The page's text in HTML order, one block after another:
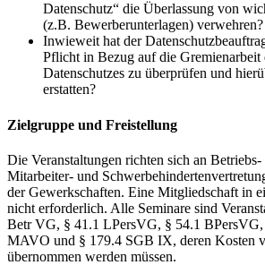
Datenschutz“ die Überlassung von
(z.B. Bewerberunterlagen) verwehren?
Inwieweit hat der
Pflicht in Bezug auf die Gremienarbeit
Datenschutzes zu überprüfen und
erstatten?
Zielgruppe und Freistellung
Die Veranstaltungen richten sich an Betriebs-
Mitarbeiter- und
der Gewerkschaften. Eine Mitgliedschaft in
nicht erforderlich. Alle Seminare sind
Betr VG, § 41.1 LPersVG, § 54.1
MAVO und § 179.4 SGB IX, deren Kosten
übernommen werden müssen.